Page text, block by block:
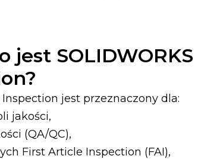
jest SOLIDWORKS
Inspection jest przeznaczony dla:
jakości,
(QA/QC),
First Article Inspection (FAI),